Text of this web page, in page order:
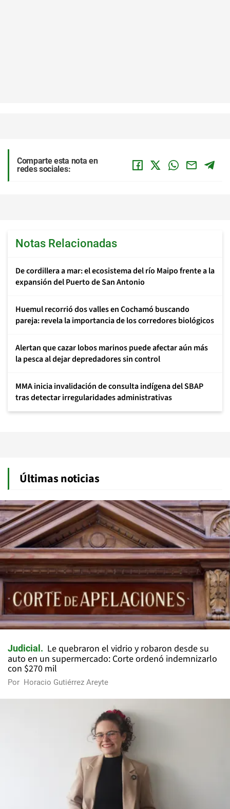
Comparte esta nota en
redes sociales:
Notas Relacionadas
De cordillera a mar: el ecosistema del río Maipo frente a la
expansión del Puerto de San Antonio
Huemul recorrió dos valles en Cochamó buscando
pareja: revela la importancia de los corredores biológicos
Alertan que cazar lobos marinos puede afectar aún más
la pesca al dejar depredadores sin control
MMA inicia invalidación de consulta indígena del SBAP
tras detectar irregularidades administrativas
Últimas noticias
Judicial
Le quebraron el vidrio y robaron desde su
auto en un supermercado: Corte ordenó indemnizarlo
con $270 mil
Por Horacio Gutiérrez Areyte